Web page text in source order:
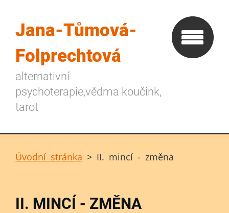
Jana-Tůmová-
Folprechtová
alternativní
psychoterapie,vědma koučink,
tarot
Úvodní stránka > II. mincí - změna
II. MINCÍ - ZMĚNA